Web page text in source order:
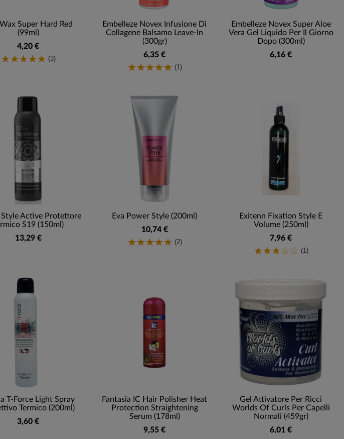
Super Hard Red
(99ml)
4,20 €
(3)
Embelleze Novex Infusione Di
Collagene Balsamo Leave-In
(300gr)
6,35 €
(1)
Embelleze Novex Super Aloe
Vera Gel Liquido Per Il Giorno
Dopo (300ml)
6,16 €
Style Active Protettore
S19 (150ml)
13,29 €
Eva Power Style (200ml)
10,74 €
(2)
Exitenn Fixation Style E
Volume (250ml)
7,96 €
(1)
T-Force Light Spray
Termico (200ml)
3,60 €
Fantasia IC Hair Polisher Heat
Protection Straightening
Serum (178ml)
9,55 €
Gel Attivatore Per Ricci
Worlds Of Curls Per Capelli
Normali (459gr)
6,01 €